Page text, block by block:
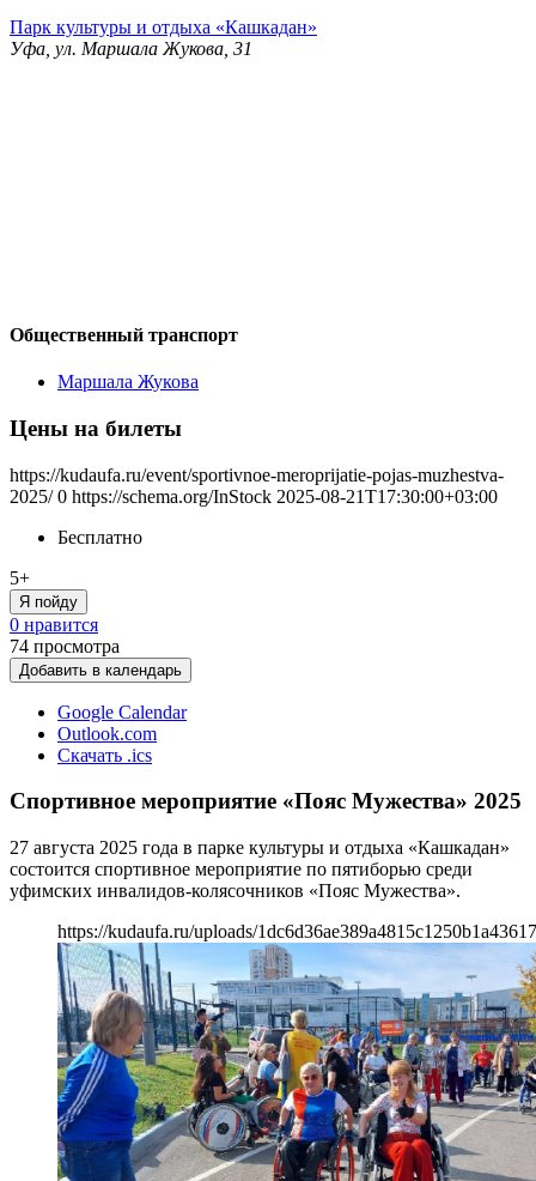
Парк культуры и отдыха «Кашкадан»
Уфа, ул. Маршала Жукова, 31
Общественный транспорт
Маршала Жукова
Цены на билеты
https://kudaufa.ru/event/sportivnoe-meroprijatie-pojas-muzhestva-
2025/ 0 https://schema.org/InStock 2025-08-21T17:30:00+03:00
Бесплатно
5+
Я пойду
0 нравится
74 просмотра
Добавить в календарь
Google Calendar
Outlook.com
Скачать .ics
Спортивное мероприятие «Пояс Мужества» 2025
27 августа 2025 года в парке культуры и отдыха «Кашкадан»
состоится спортивное мероприятие по пятиборью среди
уфимских инвалидов-колясочников «Пояс Мужества».
https://kudaufa.ru/uploads/